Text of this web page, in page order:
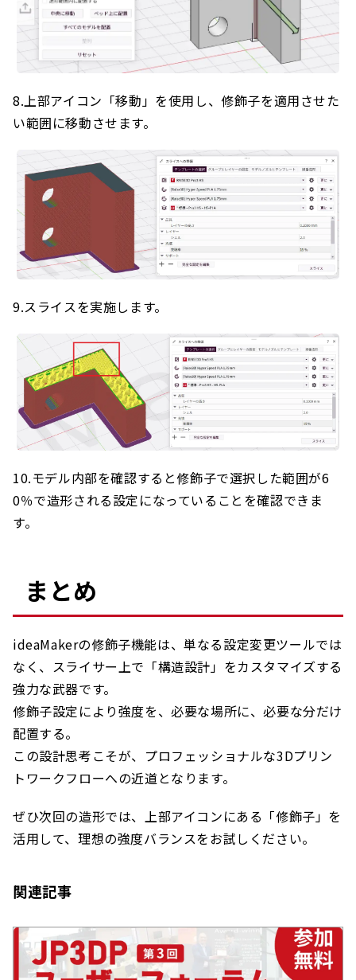
8.上部アイコン「移動」を使用し、修飾子を適用させた
い範囲に移動させます。
9.スライスを実施します。
10.モデル内部を確認すると修飾子で選択した範囲が6
0％で造形される設定になっていることを確認できま
す。
まとめ
ideaMakerの修飾子機能は、単なる設定変更ツールでは
なく、スライサー上で「構造設計」をカスタマイズする
強力な武器です。
修飾子設定により強度を、必要な場所に、必要な分だけ
配置する。
この設計思考こそが、プロフェッショナルな3Dプリン
トワークフローへの近道となります。
ぜひ次回の造形では、上部アイコンにある「修飾子」を
活用して、理想の強度バランスをお試しください。
関連記事